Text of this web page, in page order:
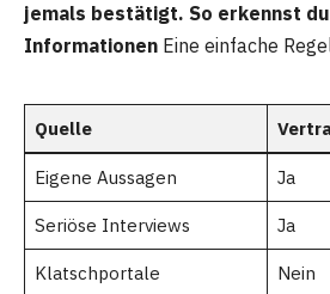
jemals bestätigt. So erkennst
Informationen Eine einfache
Quelle
Eigene Aussagen Ja
Seriöse Interviews Ja
Klatschportale Nein